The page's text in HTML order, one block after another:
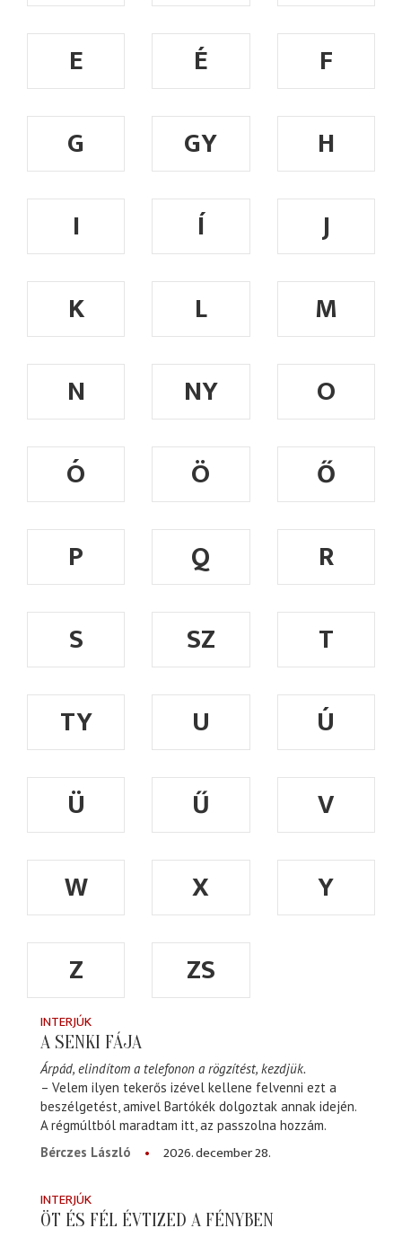
E
É
F
G
GY
H
I
Í
J
K
L
M
N
NY
O
Ó
Ö
Ő
P
Q
R
S
SZ
T
TY
U
Ú
Ü
Ű
V
W
X
Y
Z
ZS
INTERJÚK
A SENKI FÁJA
Árpád, elindítom a telefonon a rögzítést, kezdjük.
– Velem ilyen tekerős izével kellene felvenni ezt a
beszélgetést, amivel Bartókék dolgoztak annak idején.
A régmúltból maradtam itt, az passzolna hozzám.
Bérczes László
2026. december 28.
INTERJÚK
ÖT ÉS FÉL ÉVTIZED A FÉNYBEN